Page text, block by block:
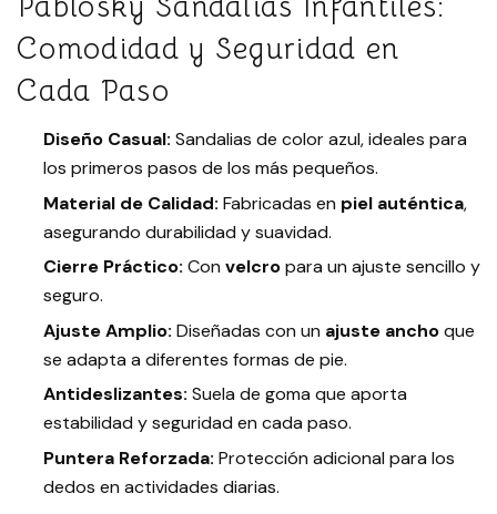
Comodidad y Seguridad en
Cada Paso
Diseño Casual: Sandalias de color azul, ideales para
los primeros pasos de los más pequeños.
Material de Calidad: Fabricadas en piel auténtica,
asegurando durabilidad y suavidad.
Cierre Práctico: Con velcropara un ajuste sencillo y
seguro.
Ajuste Amplio: Diseñadas con un ajuste anchoque
se adapta a diferentes formas de pie.
Antideslizantes: Suela de goma que aporta
estabilidad y seguridad en cada paso.
Puntera Reforzada: Protección adicional para los
dedos en actividades diarias.